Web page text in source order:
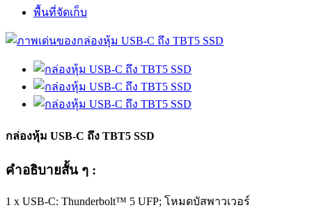
พื้นที่จัดเก็บ
กล่องหุ้ม USB-C ถึง TBT5 SSD
คำอธิบายสั้น ๆ :
1 x USB-C: Thunderbolt™ 5 UFP; โหมดบัสพาวเวอร์